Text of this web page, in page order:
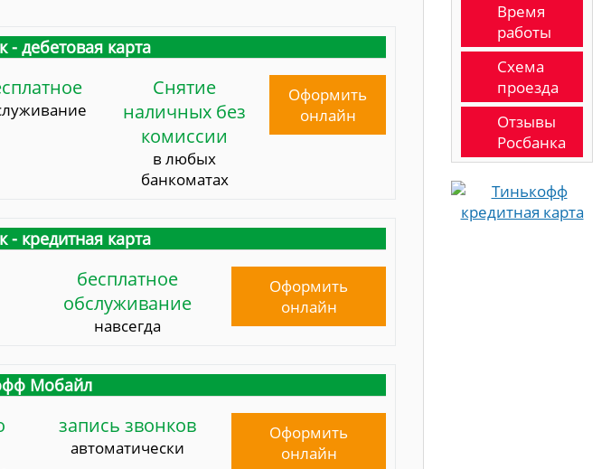
дебетовая карта
Снятие
наличных без
комиссии
в любых
банкоматах
Оформить
онлайн
кредитная карта
бесплатное
обслуживание
навсегда
Оформить
онлайн
Мобайл
запись звонков
автоматически
Оформить
онлайн
Время
работы
Схема
проезда
Отзывы
Росбанка